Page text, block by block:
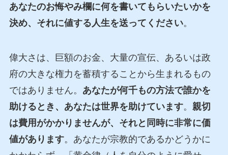
あなたのお悔やみ欄に何を書いてもらいたいかを
決め、それに値する人生を送ってください。
偉大さは、巨額のお金、大量の宣伝、あるいは政
府の大きな権力を蓄積することから生まれるもの
ではありません。 あなたが何千もの方法で誰かを
助けるとき、あなたは世界を助けています。 親切
は費用がかかりませんが、それと同時に非常に価
値があります。あなたが宗教的であるかどうかに